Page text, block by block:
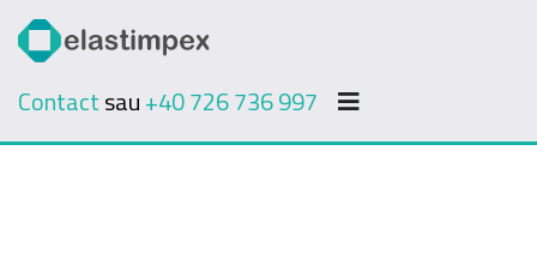
Contactsau+40 726 736 997